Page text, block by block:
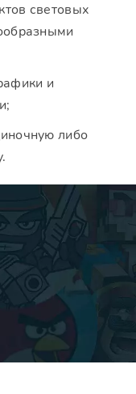
световых
и
либо